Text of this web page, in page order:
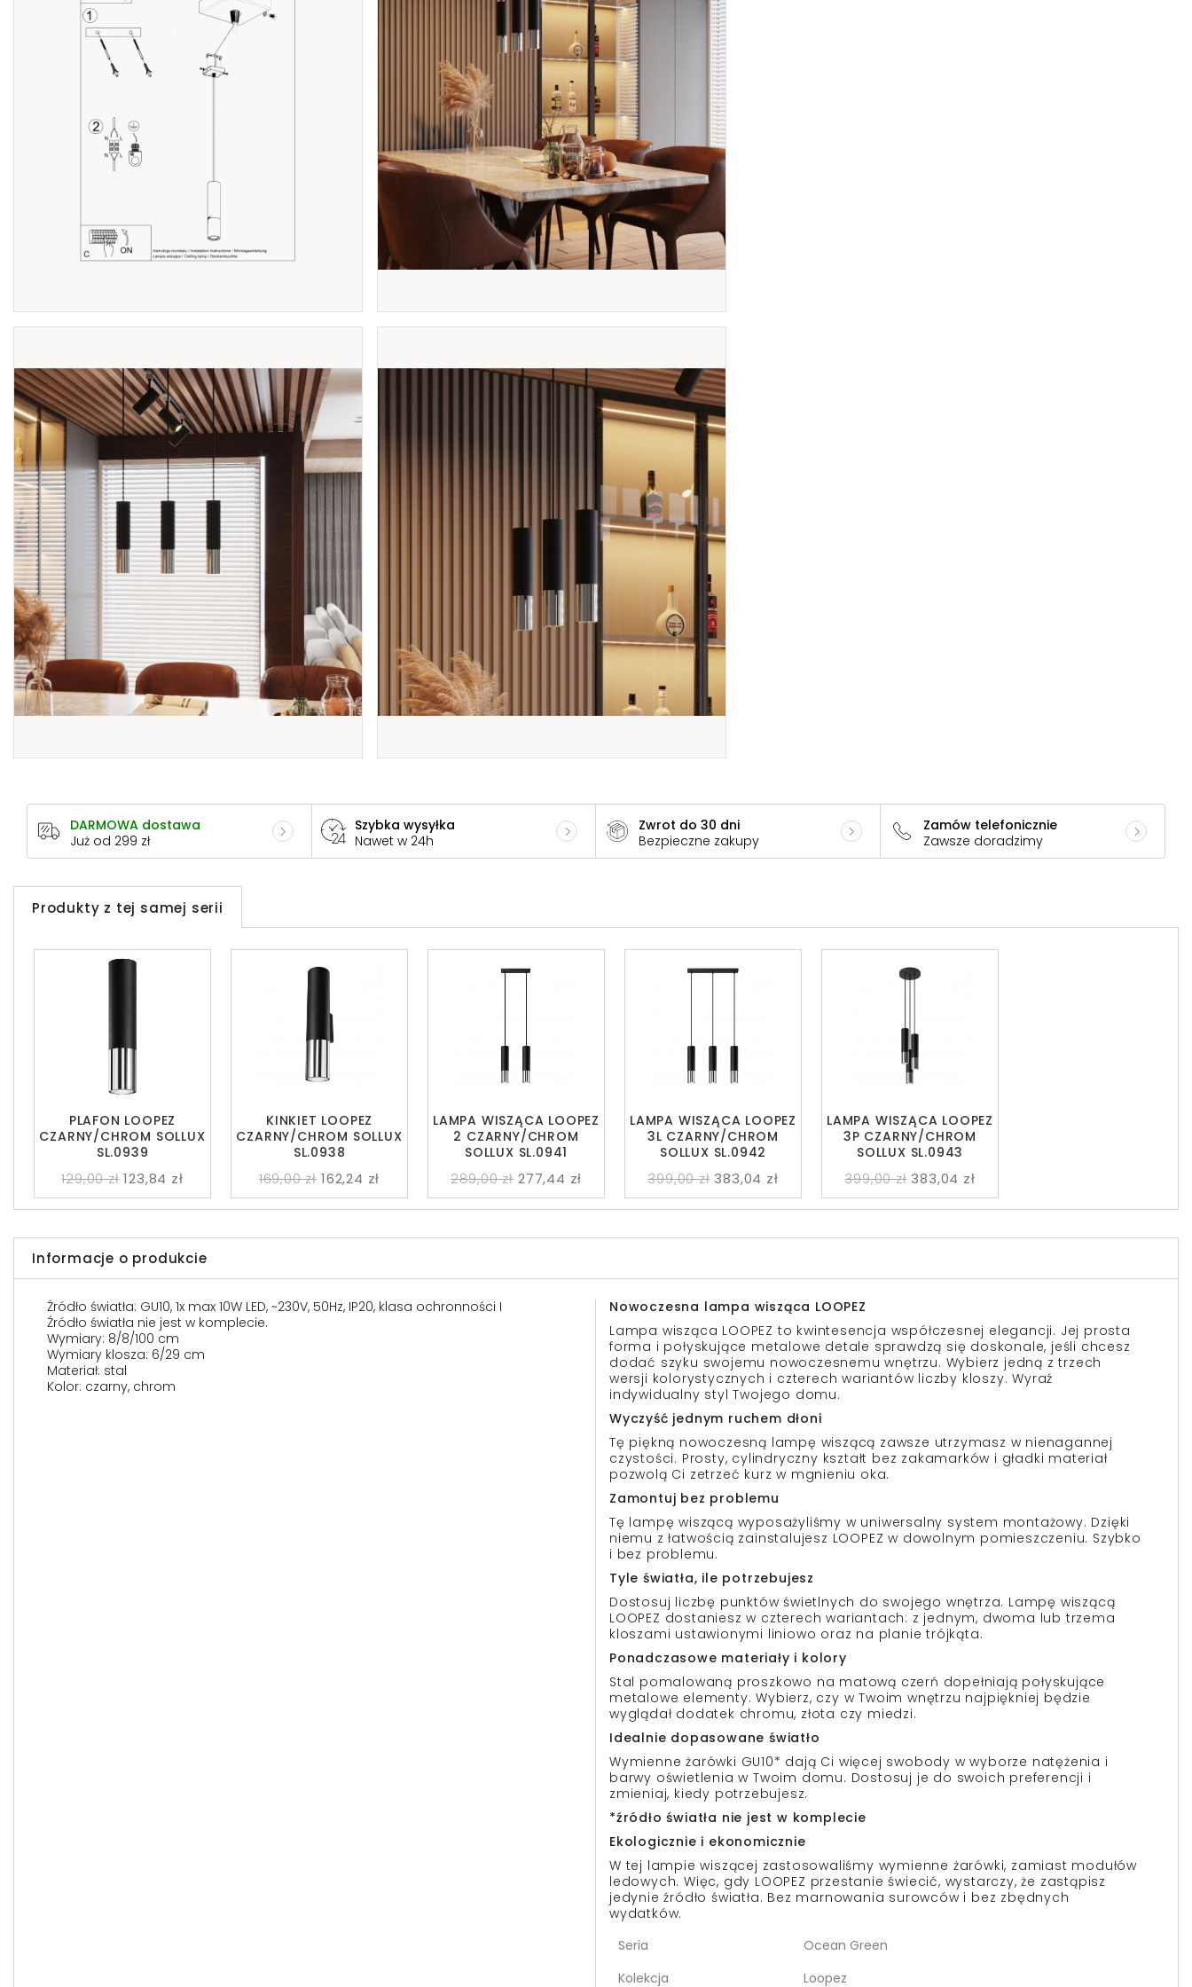
DARMOWA dostawa
Już od 299 zł
Szybka wysyłka
Nawet w 24h
Zwrot do 30 dni
Bezpieczne zakupy
Zamów telefonicznie
Zawsze doradzimy
Produkty z tej samej serii
PLAFON LOOPEZ
CZARNY/CHROM SOLLUX
SL.0939
129,00 zł 123,84 zł
KINKIET LOOPEZ
CZARNY/CHROM SOLLUX
SL.0938
169,00 zł 162,24 zł
LAMPA WISZĄCA LOOPEZ
2 CZARNY/CHROM
SOLLUX SL.0941
289,00 zł 277,44 zł
LAMPA WISZĄCA LOOPEZ
3L CZARNY/CHROM
SOLLUX SL.0942
399,00 zł 383,04 zł
LAMPA WISZĄCA LOOPEZ
3P CZARNY/CHROM
SOLLUX SL.0943
399,00 zł 383,04 zł
Informacje o produkcie
Źródło światła: GU10, 1x max 10W LED, ~230V, 50Hz, IP20, klasa ochronności I
Źródło światła nie jest w komplecie.
Wymiary: 8/8/100 cm
Wymiary klosza: 6/29 cm
Materiał: stal
Kolor: czarny, chrom
Nowoczesna lampa wisząca LOOPEZ
Lampa wisząca LOOPEZ to kwintesencja współczesnej elegancji. Jej prosta
forma i połyskujące metalowe detale sprawdzą się doskonale, jeśli chcesz
dodać szyku swojemu nowoczesnemu wnętrzu. Wybierz jedną z trzech
wersji kolorystycznych i czterech wariantów liczby kloszy. Wyraź
indywidualny styl Twojego domu.
Wyczyść jednym ruchem dłoni
Tę piękną nowoczesną lampę wiszącą zawsze utrzymasz w nienagannej
czystości. Prosty, cylindryczny kształt bez zakamarków i gładki materiał
pozwolą Ci zetrzeć kurz w mgnieniu oka.
Zamontuj bez problemu
Tę lampę wiszącą wyposażyliśmy w uniwersalny system montażowy. Dzięki
niemu z łatwością zainstalujesz LOOPEZ w dowolnym pomieszczeniu. Szybko
i bez problemu.
Tyle światła, ile potrzebujesz
Dostosuj liczbę punktów świetlnych do swojego wnętrza. Lampę wiszącą
LOOPEZ dostaniesz w czterech wariantach: z jednym, dwoma lub trzema
kloszami ustawionymi liniowo oraz na planie trójkąta.
Ponadczasowe materiały i kolory
Stal pomalowaną proszkowo na matową czerń dopełniają połyskujące
metalowe elementy. Wybierz, czy w Twoim wnętrzu najpiękniej będzie
wyglądał dodatek chromu, złota czy miedzi.
Idealnie dopasowane światło
Wymienne żarówki GU10* dają Ci więcej swobody w wyborze natężenia i
barwy oświetlenia w Twoim domu. Dostosuj je do swoich preferencji i
zmieniaj, kiedy potrzebujesz.
*źródło światła nie jest w komplecie
Ekologicznie i ekonomicznie
W tej lampie wiszącej zastosowaliśmy wymienne żarówki, zamiast modułów
ledowych. Więc, gdy LOOPEZ przestanie świecić, wystarczy, że zastąpisz
jedynie źródło światła. Bez marnowania surowców i bez zbędnych
wydatków.
Seria
Ocean Green
Kolekcja
Loopez